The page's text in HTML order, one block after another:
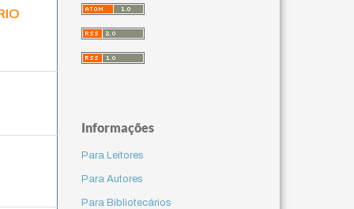
Informações
Para Leitores
Para Autores
Para Bibliotecários